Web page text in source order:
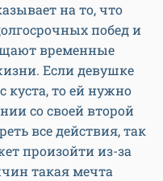
на то, что
побед и
временные
Если девушке
куста, то ей нужно
со своей второй
все действия, так
произойти из-за
такая мечта